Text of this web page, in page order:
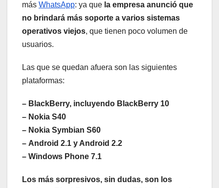
más WhatsApp: ya que la empresa anunció que
no brindará más soporte a varios sistemas
operativos viejos, que tienen poco volumen de
usuarios.
Las que se quedan afuera son las siguientes
plataformas:
– BlackBerry, incluyendo BlackBerry 10
– Nokia S40
– Nokia Symbian S60
– Android 2.1 y Android 2.2
– Windows Phone 7.1
Los más sorpresivos, sin dudas, son los